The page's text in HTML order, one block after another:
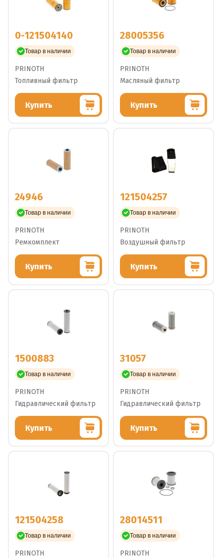
0-121504140
Товар в наличии
PRINOTH
Топливный фильтр
Купить
28005356
Товар в наличии
PRINOTH
Масляный фильтр
Купить
24946
Товар в наличии
PRINOTH
Ремкомплект
Купить
121504257
Товар в наличии
PRINOTH
Воздушный фильтр
Купить
1500883
Товар в наличии
PRINOTH
Гидравлический фильтр
Купить
31057
Товар в наличии
PRINOTH
Гидравлический фильтр
Купить
121504258
Товар в наличии
PRINOTH
28014511
Товар в наличии
PRINOTH